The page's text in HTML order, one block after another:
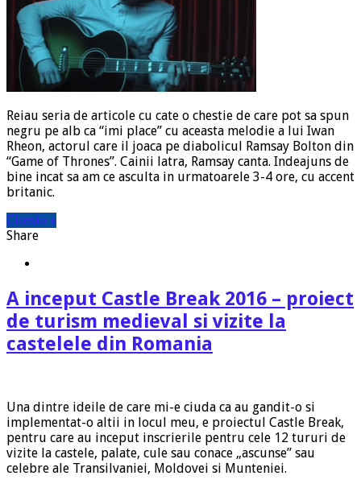
Reiau seria de articole cu cate o chestie de care pot sa spun
negru pe alb ca “imi place” cu aceasta melodie a lui Iwan
Rheon, actorul care il joaca pe diabolicul Ramsay Bolton din
“Game of Thrones”. Cainii latra, Ramsay canta. Indeajuns de
bine incat sa am ce asculta in urmatoarele 3-4 ore, cu accent
britanic.
Citeste »
Share
A inceput Castle Break 2016 – proiect
de turism medieval si vizite la
castelele din Romania
Una dintre ideile de care mi-e ciuda ca au gandit-o si
implementat-o altii in locul meu, e proiectul Castle Break,
pentru care au inceput inscrierile pentru cele 12 tururi de
vizite la castele, palate, cule sau conace „ascunse” sau
celebre ale Transilvaniei, Moldovei si Munteniei.